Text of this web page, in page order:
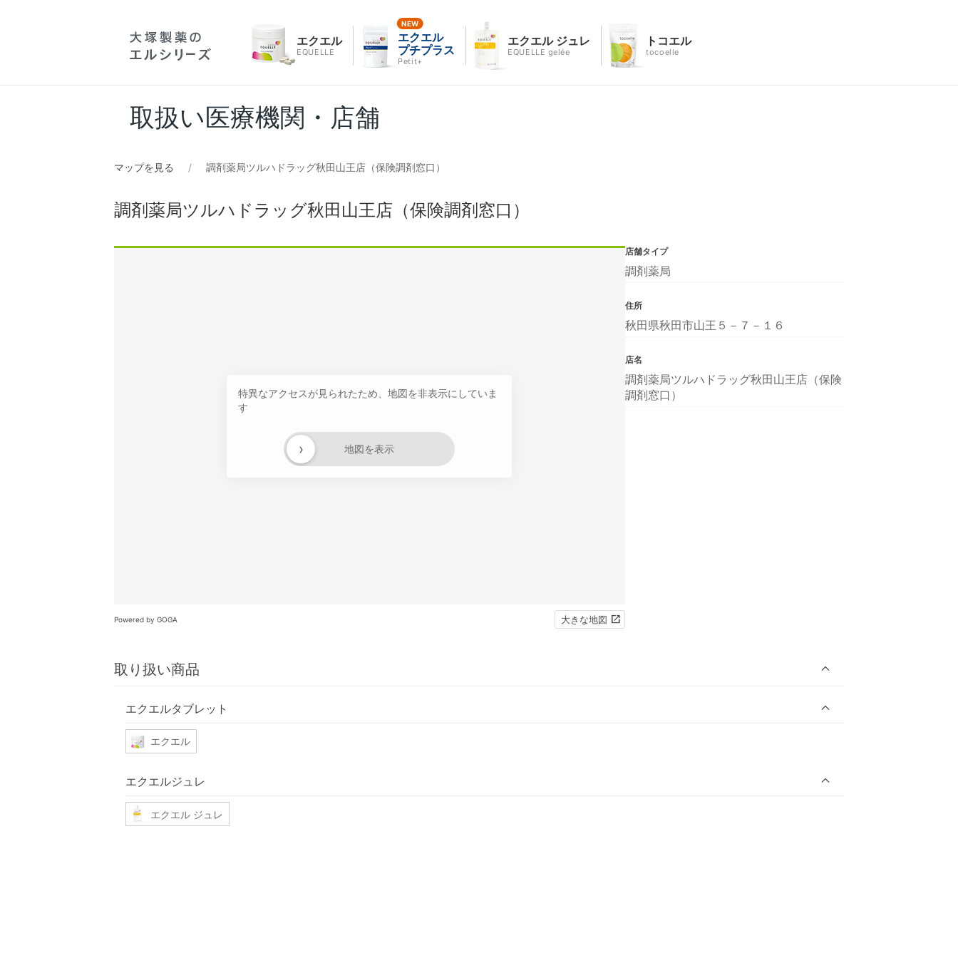
エクエル
EQUELLE
エクエル
プチプラス
Petit+
エクエル ジュレ
EQUELLE gelée
トコエル
tocoelle
取扱い医療機関・店舗
マップを見る 調剤薬局ツルハドラッグ秋田山王店（保険調剤窓口）
調剤薬局ツルハドラッグ秋田山王店（保険調剤窓口）
特異なアクセスが見られたため、地図を非表示にしていま
す
地図を表示
›
Powered by GOGA 大きな地図
取り扱い商品
エクエルタブレット
エクエル
エクエルジュレ
エクエル ジュレ
店舗タイプ
調剤薬局
住所
秋田県秋田市山王５－７－１６
店名
調剤薬局ツルハドラッグ秋田山王店（保険
調剤窓口）